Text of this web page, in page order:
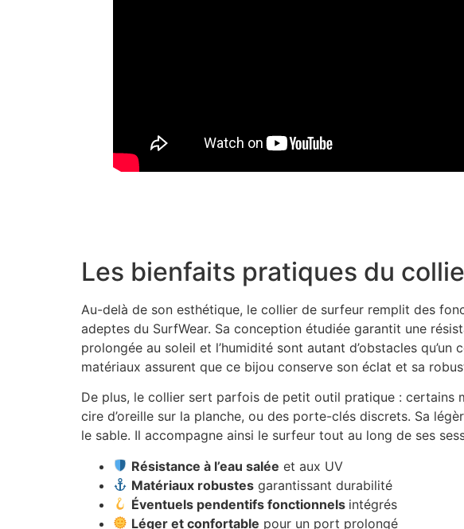
Les bienfaits pratiques du
Au-delà de son esthétique, le collier de surfeur remplit des
adeptes du SurfWear. Sa conception étudiée garantit une
prolongée au soleil et l’humidité sont autant d’obstacles
matériaux assurent que ce bijou conserve son éclat et sa
De plus, le collier sert parfois de petit outil pratique : certains
cire d’oreille sur la planche, ou des porte-clés discrets. Sa
le sable. Il accompagne ainsi le surfeur tout au long de ses
Résistance à l’eau salée et aux UV
Matériaux robustes garantissant durabilité
Éventuels pendentifs fonctionnels intégrés
Léger et confortable pour un port prolongé